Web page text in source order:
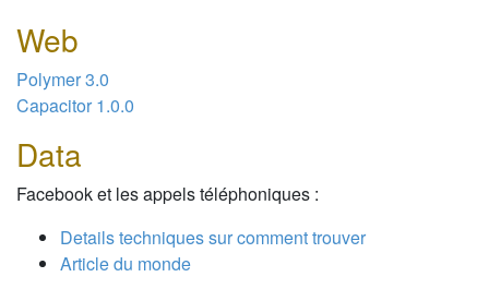
Web
Polymer 3.0
Capacitor 1.0.0
Data
Facebook et les appels téléphoniques :
Details techniques sur comment trouver
Article du monde